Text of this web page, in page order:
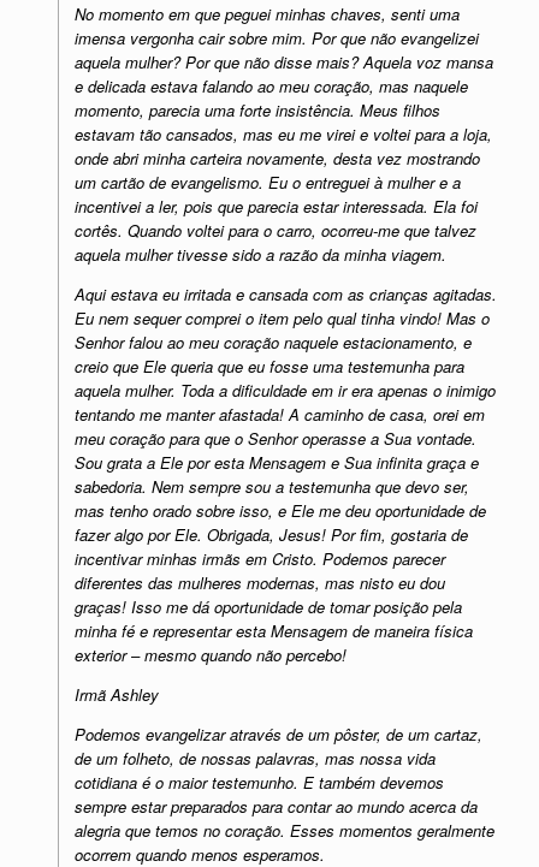
No momento em que peguei minhas chaves, senti uma
imensa vergonha cair sobre mim. Por que não evangelizei
aquela mulher? Por que não disse mais? Aquela voz mansa
e delicada estava falando ao meu coração, mas naquele
momento, parecia uma forte insistência. Meus filhos
estavam tão cansados, mas eu me virei e voltei para a loja,
onde abri minha carteira novamente, desta vez mostrando
um cartão de evangelismo. Eu o entreguei à mulher e a
incentivei a ler, pois que parecia estar interessada. Ela foi
cortês. Quando voltei para o carro, ocorreu-me que talvez
aquela mulher tivesse sido a razão da minha viagem.
Aqui estava eu irritada e cansada com as crianças agitadas.
Eu nem sequer comprei o item pelo qual tinha vindo! Mas o
Senhor falou ao meu coração naquele estacionamento, e
creio que Ele queria que eu fosse uma testemunha para
aquela mulher. Toda a dificuldade em ir era apenas o inimigo
tentando me manter afastada! A caminho de casa, orei em
meu coração para que o Senhor operasse a Sua vontade.
Sou grata a Ele por esta Mensagem e Sua infinita graça e
sabedoria. Nem sempre sou a testemunha que devo ser,
mas tenho orado sobre isso, e Ele me deu oportunidade de
fazer algo por Ele. Obrigada, Jesus! Por fim, gostaria de
incentivar minhas irmãs em Cristo. Podemos parecer
diferentes das mulheres modernas, mas nisto eu dou
graças! Isso me dá oportunidade de tomar posição pela
minha fé e representar esta Mensagem de maneira física
exterior – mesmo quando não percebo!
Irmã Ashley
Podemos evangelizar através de um pôster, de um cartaz,
de um folheto, de nossas palavras, mas nossa vida
cotidiana é o maior testemunho. E também devemos
sempre estar preparados para contar ao mundo acerca da
alegria que temos no coração. Esses momentos geralmente
ocorrem quando menos esperamos.